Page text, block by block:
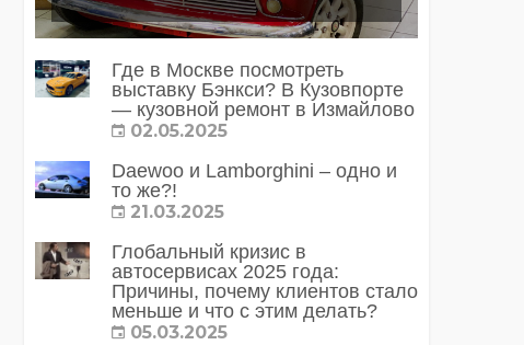
Где в Москве посмотреть
выставку Бэнкси? В Кузовпорте
— кузовной ремонт в Измайлово
02.05.2025
Daewoo и Lamborghini – одно и
то же?!
21.03.2025
Глобальный кризис в
автосервисах 2025 года:
Причины, почему клиентов стало
меньше и что с этим делать?
05.03.2025